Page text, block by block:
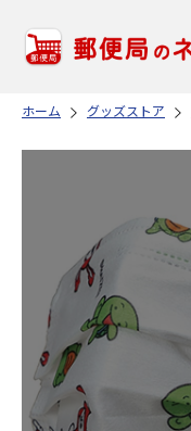
ホーム グッズストア